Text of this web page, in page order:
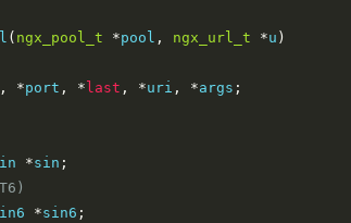
( ngx_pool_t *pool , ngx_url_t *u )
, *port , * last , *uri , *args ;
*sin ;
*sin6 ;